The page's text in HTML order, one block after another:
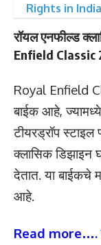
Rights in India
रॉयल एनफील्ड
Enfield Classic
Royal Enfield
बाईक आहे,
टीयरड्रॉप
क्लासिक डिझाइन
देतात. या बाईकचे
आहे.
Read more….